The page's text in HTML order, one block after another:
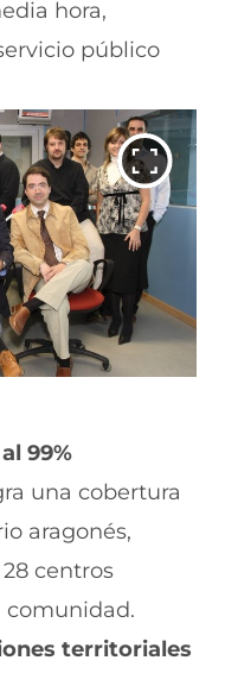
hora,
público
99%
una cobertura
aragonés,
centros
comunidad.
territoriales